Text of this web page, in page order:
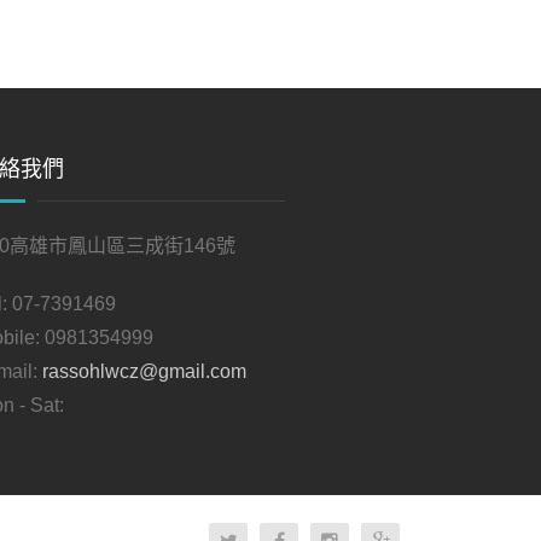
我們
高雄市鳳山區三成街146號
07-7391469
0981354999
rassohlwcz@gmail.com
- Sat: